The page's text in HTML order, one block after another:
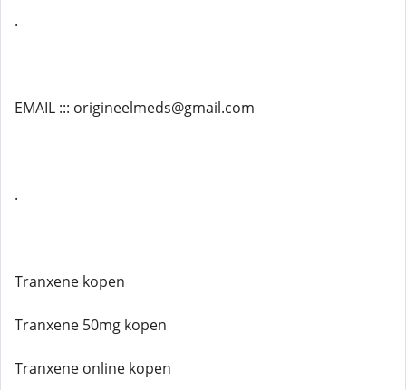
.
EMAIL ::: origineelmeds@gmail.com
.
Tranxene kopen
Tranxene 50mg kopen
Tranxene online kopen